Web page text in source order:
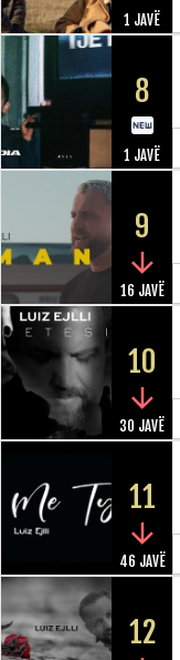
1 JAVË
8
1 JAVË
9
16 JAVË
10
30 JAVË
11
46 JAVË
12